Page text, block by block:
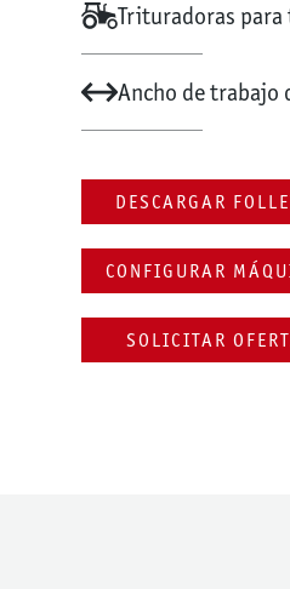
Trituradoras para
Ancho de trabajo
DESCARGAR
CONFIGURAR